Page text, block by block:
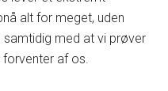
alt for meget, uden
med at vi prøver
forventer af os.